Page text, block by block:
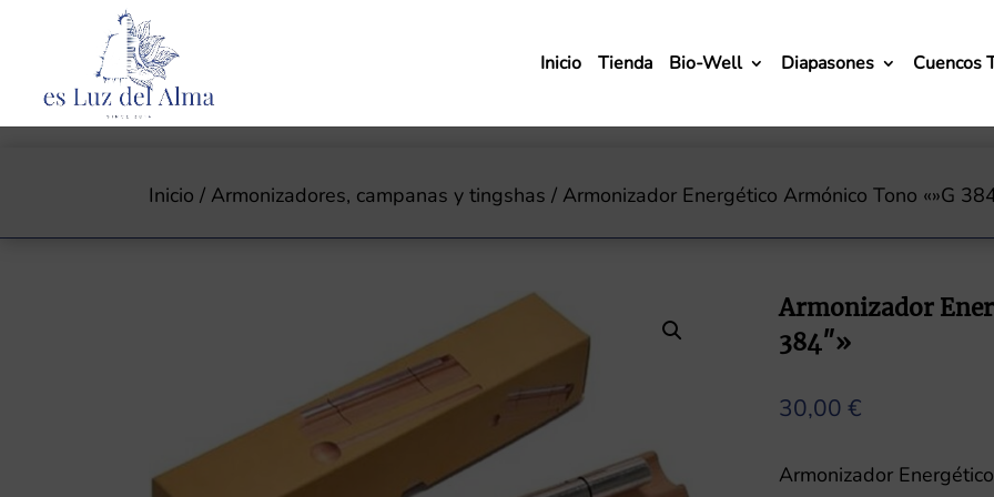
Inicio Tienda Bio-Well Diapasones Cuencos
Inicio / Armonizadores, campanas y tingshas / Armonizador Energético Armónico Tono «»G
Armonizador
384″»
30,00 €
Armonizador